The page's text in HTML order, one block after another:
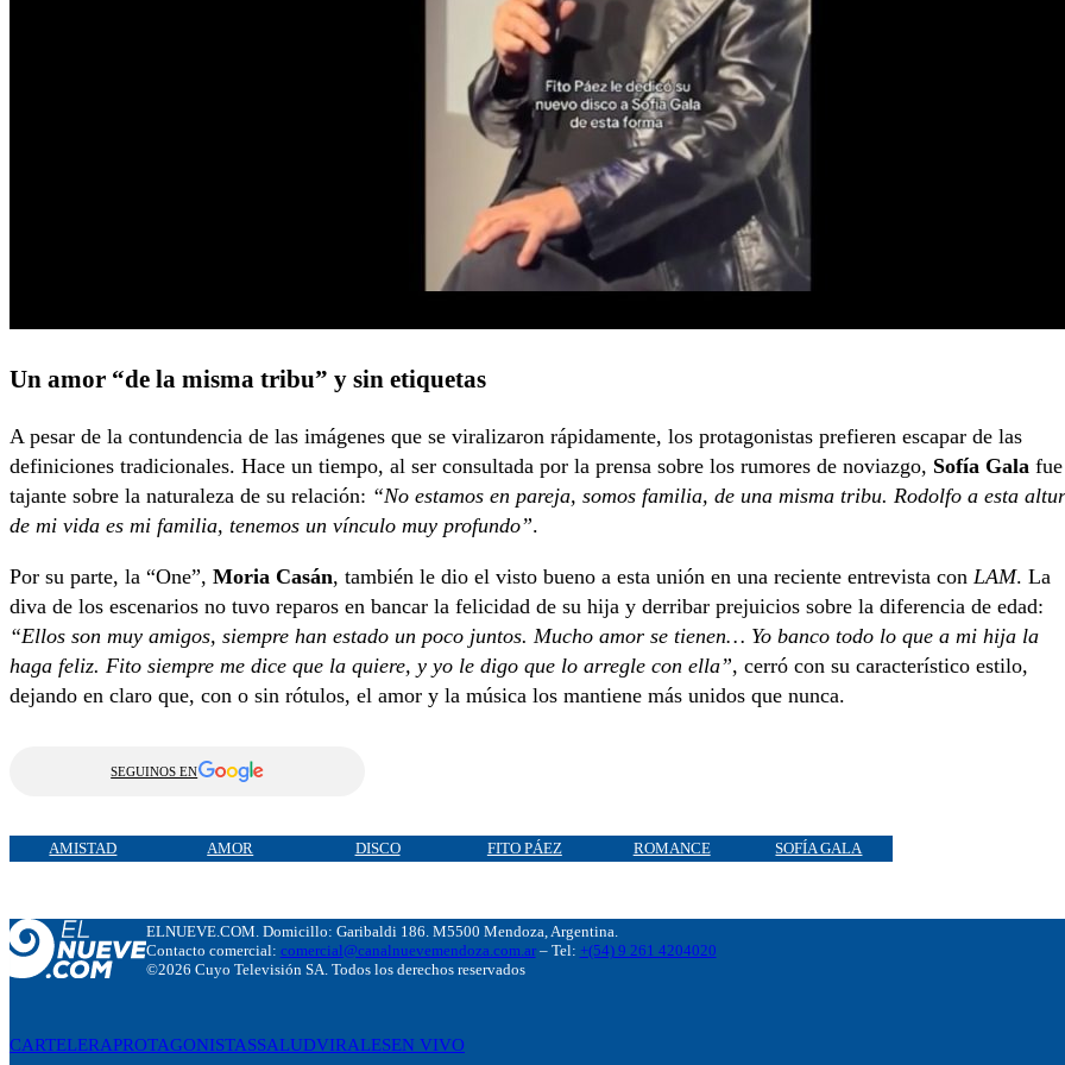
Un amor “de la misma tribu” y sin etiquetas
A pesar de la contundencia de las imágenes que se viralizaron rápidamente, los protagonistas prefieren escapar de las
definiciones tradicionales. Hace un tiempo, al ser consultada por la prensa sobre los rumores de noviazgo, Sofía Gala fue
tajante sobre la naturaleza de su relación: “No estamos en pareja, somos familia, de una misma tribu. Rodolfo a esta
de mi vida es mi familia, tenemos un vínculo muy profundo”.
Por su parte, la “One”, Moria Casán, también le dio el visto bueno a esta unión en una reciente entrevista con LAM. La
diva de los escenarios no tuvo reparos en bancar la felicidad de su hija y derribar prejuicios sobre la diferencia de edad:
“Ellos son muy amigos, siempre han estado un poco juntos. Mucho amor se tienen… Yo banco todo lo que a mi hija la
haga feliz. Fito siempre me dice que la quiere, y yo le digo que lo arregle con ella”, cerró con su característico estilo,
dejando en claro que, con o sin rótulos, el amor y la música los mantiene más unidos que nunca.
SEGUINOS EN
AMISTAD AMOR DISCO FITO PÁEZ ROMANCE SOFÍA GALA
ELNUEVE.COM. Domicillo: Garibaldi 186. M5500 Mendoza, Argentina.
Contacto comercial: comercial@canalnuevemendoza.com.ar– Tel: +(54) 9 261 4204020
©2026 Cuyo Televisión SA. Todos los derechos reservados
CARTELERAPROTAGONISTASSALUDVIRALESEN VIVO